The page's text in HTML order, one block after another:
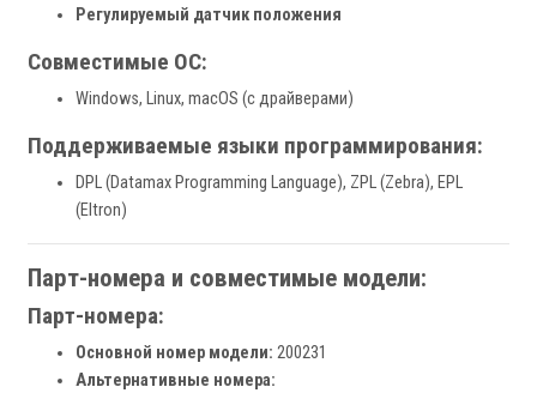
Регулируемый датчик положения
Совместимые ОС:
Windows, Linux, macOS (с драйверами)
Поддерживаемые языки программирования:
DPL (Datamax Programming Language), ZPL (Zebra), EPL
(Eltron)
Парт-номера и совместимые модели:
Парт-номера:
Основной номер модели: 200231
Альтернативные номера: